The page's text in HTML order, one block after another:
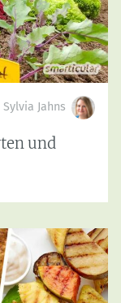
Sylvia Jahns
und